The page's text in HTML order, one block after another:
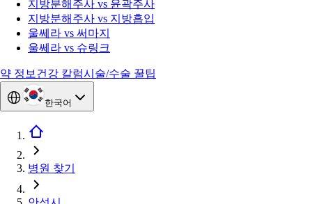
지방분해주사 vs 윤곽주사
지방분해주사 vs 지방흡입
울쎄라 vs 써마지
울쎄라 vs 슈링크
약 정보 건강 칼럼시술/수술 꿀팁
한국어
병원 찾기